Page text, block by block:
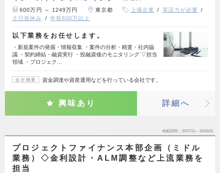
600万円 ～ 1249万円 東京都 上場企業
英語力が必要
土日祝休み
年収600万以上
以下業務をお任せします。
・新規案件の発掘・情報収集 ・案件の分析・精査・社内協
議 ・契約締結・融資実行 ・投融資後のモニタリング ▽担当
領域 ・プロジェク…
会社概要 資金調達や資産運用などを行っている会社です。
興味あり 詳細へ
掲載期間 26/07/31～26/08/20
プロジェクトファイナンス本部企画（ミドル
業務）◇金利設計・ALM調整など上流業務を
担当